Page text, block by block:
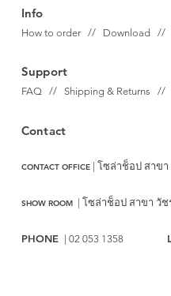
Info
How to order // Download //
Support
FAQ // Shipping & Returns //
Contact
CONTACT OFFICE | โซล่าช็อป สาข
SHOW ROOM โซล่าช็อป สาขา วัช
PHONE | 02 053 1358